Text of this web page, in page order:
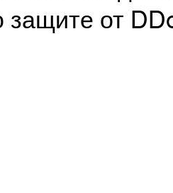
защите от